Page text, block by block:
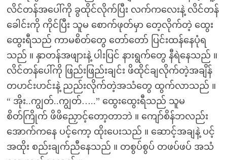
လိင်တန်အပေါ်ကို ခွထိုင်လိုက်ပြီး လက်ကလေးနဲ့ လိင်တန်
ခေါင်းကို ကိုင်ပြီး သူမ စောက်ဖုတ်မှာ တေ့လိုက်တဲ့ ထွေး
ထွေးရီသည် ကာမစိတ်တွေ တော်တော် ပြင်းထန်နေပုံရ
သည် ။ နှာတန်အဖျားနဲ့ ပါးပြင် နားရွက်တွေ နီရဲနေသည် ။
လိင်တန်ပေါ်ကို ဖြည်းဖြည်းချင်း ဖိထိုင်ချလိုက်တဲ့အချိန်
တဟင်းဟင်းနဲ့ ညည်းလိုက်တဲ့အသံတွေ ထွက်လာသည် ။
“ အိုး..ကျွတ်..ကျွတ်…..” ထွေးထွေးရီသည် သူမ
စိတ်ကြိုက် ဖိဖိညှောင့်တော့တာဘဲ ။ ကျော်စိန်ဘလည်း
အောက်ကနေ ပင့်ကော့ ထိုးပေးသည် ။ ဆောင့်အချနဲ့ ပင့်
အထိုး စည်းချက်ညီနေသည် ။ တစွပ်စွပ် တဖပ်ဖပ် အသံ